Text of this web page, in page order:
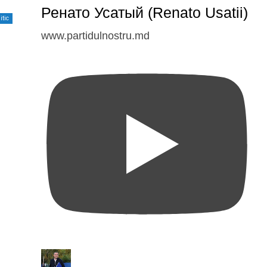
Ренато Усатый (Renato Usatii)
www.partidulnostru.md